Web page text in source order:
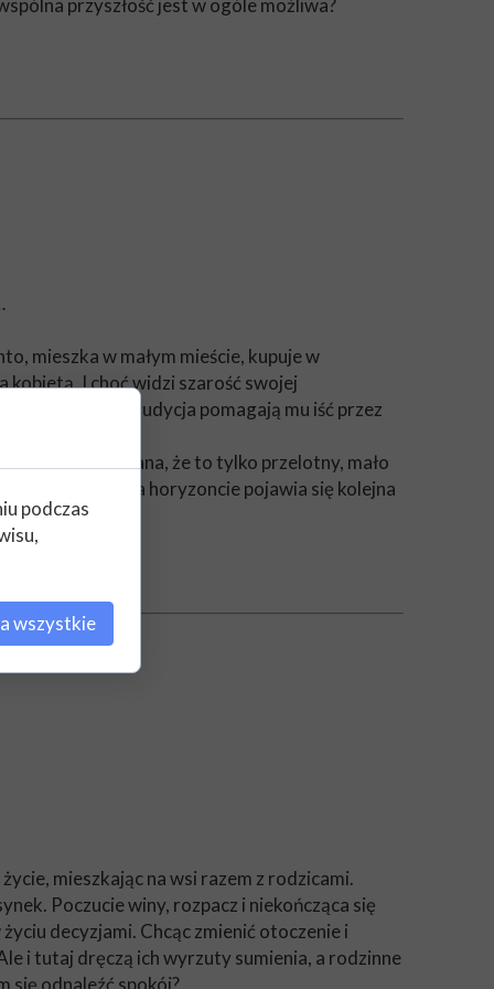
mieszka w małym mieście, kupuje w
kobietą. I choć widzi szarość swojej
wytrwałość i erudycja pomagają mu iść przez
jest przekonana, że to tylko przelotny, mało
A kiedy na horyzoncie pojawia się kolejna
mieszkając na wsi razem z rodzicami.
Poczucie winy, rozpacz i niekończąca się
decyzjami. Chcąc zmienić otoczenie i
i tutaj dręczą ich wyrzuty sumienia, a rodzinne
się odnaleźć spokój?
podczas
wszystkie